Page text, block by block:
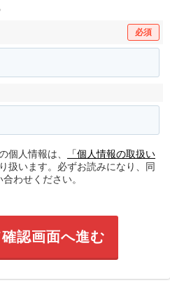
必須
個人情報は、
「個人情報の取扱い
扱います。必ずお読みになり、同
わせください。
認画面へ進む